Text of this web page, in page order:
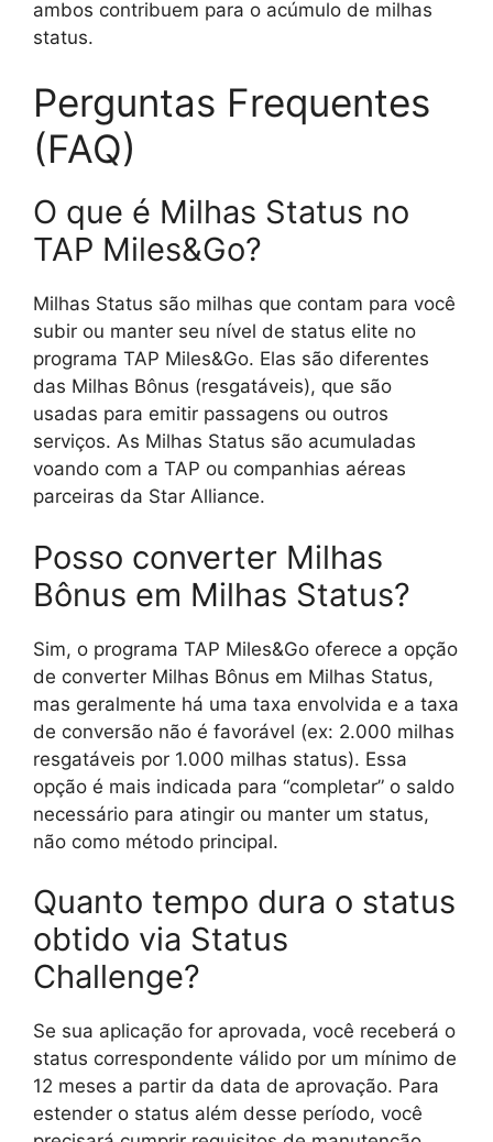
ambos contribuem para o acúmulo de milhas
status.
Perguntas Frequentes
(FAQ)
O que é Milhas Status no
TAP Miles&Go?
Milhas Status são milhas que contam para você
subir ou manter seu nível de status elite no
programa TAP Miles&Go. Elas são diferentes
das Milhas Bônus (resgatáveis), que são
usadas para emitir passagens ou outros
serviços. As Milhas Status são acumuladas
voando com a TAP ou companhias aéreas
parceiras da Star Alliance.
Posso converter Milhas
Bônus em Milhas Status?
Sim, o programa TAP Miles&Go oferece a opção
de converter Milhas Bônus em Milhas Status,
mas geralmente há uma taxa envolvida e a taxa
de conversão não é favorável (ex: 2.000 milhas
resgatáveis por 1.000 milhas status). Essa
opção é mais indicada para “completar” o saldo
necessário para atingir ou manter um status,
não como método principal.
Quanto tempo dura o status
obtido via Status
Challenge?
Se sua aplicação for aprovada, você receberá o
status correspondente válido por um mínimo de
12 meses a partir da data de aprovação. Para
estender o status além desse período, você